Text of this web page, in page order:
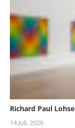
Richard Paul Lohse
14 Juli, 2026